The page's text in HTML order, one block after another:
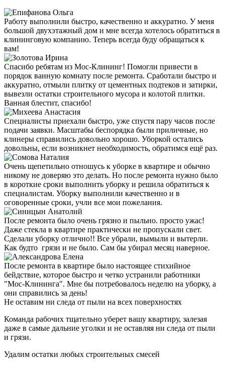
Работу выполнили быстро, качественно и аккуратно. У меня
большой двухэтажный дом и мне всегда хотелось обратиться в
клининговую компанию. Теперь всегда буду обращаться к
вам!
Спасибо ребятам из Мос-Клининг! Помогли привести в
порядок ванную комнату после ремонта. Сработали быстро и
аккуратно, отмыли плитку от цементных подтеков и затирки,
вывезли остатки строительного мусора и колотой плитки.
Ванная блестит, спасибо!
Специалисты приехали быстро, уже спустя пару часов после
подачи заявки. Масштабы беспорядка были приличные, но
клинеры справились довольно хорошо. Уборкой остались
довольны, если возникнет необходимость, обратимся ещё раз.
Очень щепетильно отношусь к уборке в квартире и обычно
никому не доверяю это делать. Но после ремонта нужно было
в короткие сроки выполнить уборку и решила обратиться к
специалистам. Уборку выполнили качественно и в
оговоренные сроки, учли все мои пожелания.
После ремонта было очень грязно и пыльно. просто ужас!
Даже стекла в квартире практически не пропускали свет.
Сделали уборку отлично!! Все убрали, вымыли и вытерли.
Как будто грязи и не было. Сам бы убирал месяц наверное.
После ремонта в квартире было настоящее стихийное
бейдствие, которое быстро и четко устранили работники
"Мос-Клининга". Мне бы потребовалось неделю на уборку, а
они справились за день!
Не оставим ни следа от пыли на всех поверхностях
Команда рабочих тщательно уберет вашу квартиру, залезая
даже в самые дальние уголки и не оставляя ни следа от пыли
и грязи.
Удалим остатки любых строительных смесей